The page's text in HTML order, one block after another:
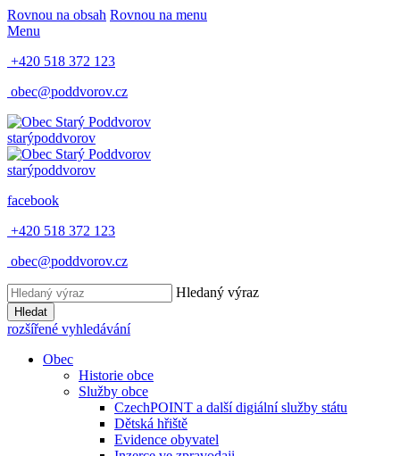
Rovnou na obsah Rovnou na menu
Menu
+420 518 372 123
obec@poddvorov.cz
starýpoddvorov
starýpoddvorov
facebook
+420 518 372 123
obec@poddvorov.cz
Hledaný výraz
Hledat
rozšířené vyhledávání
Obec
Historie obce
Služby obce
CzechPOINT a další digiální služby státu
Dětská hřiště
Evidence obyvatel